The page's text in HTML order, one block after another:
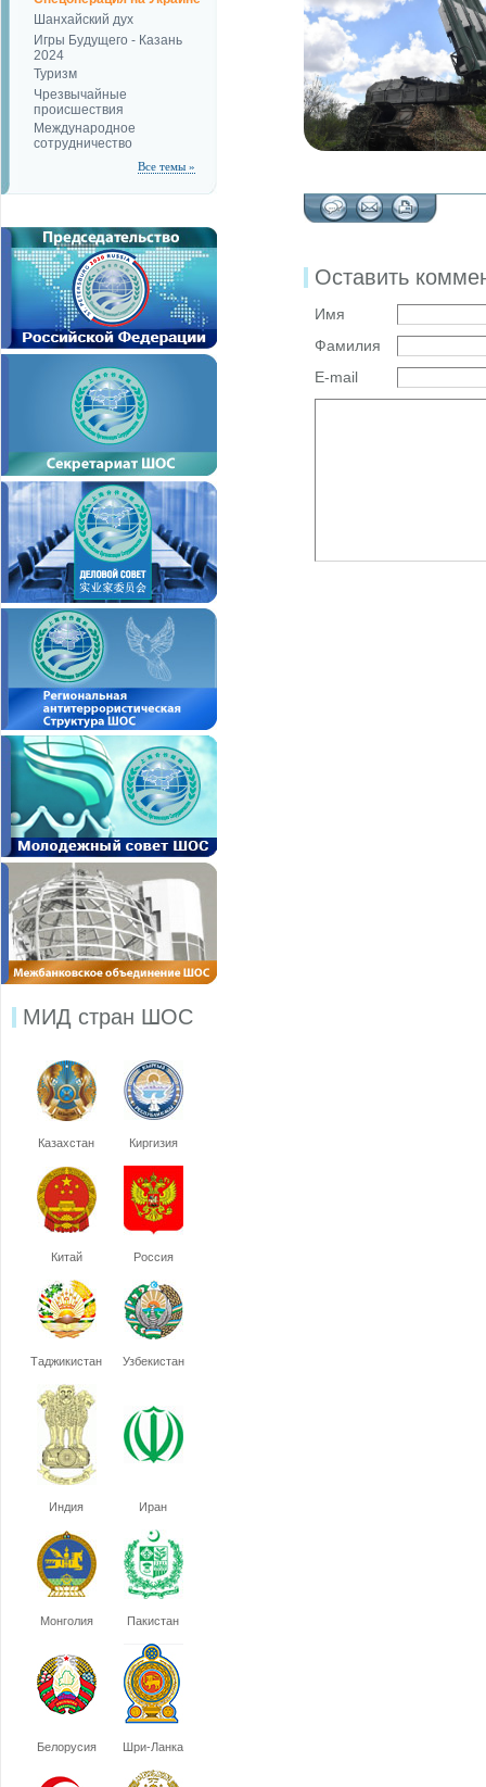
Шанхайский дух
Игры Будущего - Казань
2024
Туризм
Чрезвычайные
происшествия
Международное
сотрудничество
Все темы »
МИД стран ШОС
Казахстан Киргизия
Китай Россия
Таджикистан Узбекистан
Индия Иран
Монголия Пакистан
Белорусия Шри-Ланка
Оставить
Имя
Фамилия
E-mail